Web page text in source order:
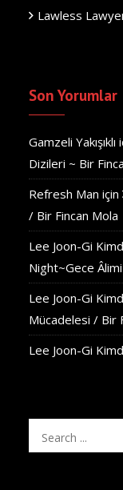
Lawless
Son Yorumlar
Gamzeli Yakışıklı
Dizileri ~ Bir
Refresh Man için
/ Bir Fincan Mola
Lee Joon-Gi
Night~Gece
Lee Joon-Gi
Mücadelesi / Bir
Lee Joon-Gi